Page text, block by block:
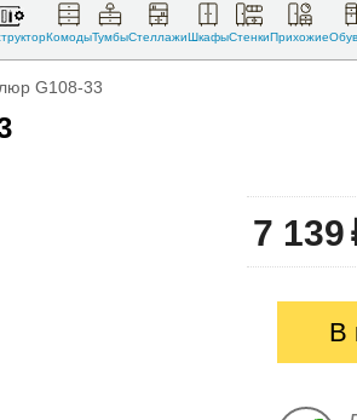
КомодыТумбыСтеллажиШкафыСтенкиПрихожие
G108-33
7 139
В